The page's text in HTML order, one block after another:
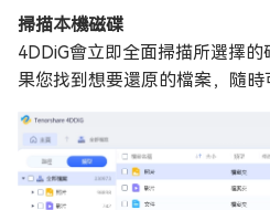
掃描本機磁碟
4DDiG會立即全面掃描所選擇
果您找到想要還原的檔案，隨時